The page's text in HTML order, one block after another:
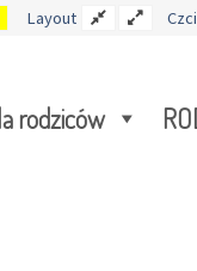
Kontrast
żółto-
Layout Stały
układ
Wide
layout
rodziców